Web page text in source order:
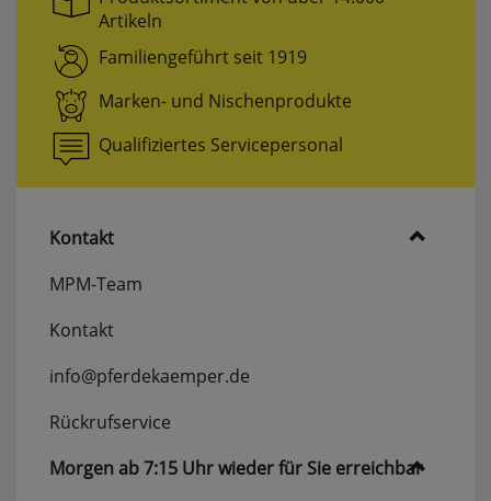
Artikeln
Familiengeführt seit 1919
Marken- und Nischenprodukte
Qualifiziertes Servicepersonal
Kontakt
MPM-Team
Kontakt
info@pferdekaemper.de
Rückrufservice
Morgen ab 7:15 Uhr wieder für Sie erreichbar